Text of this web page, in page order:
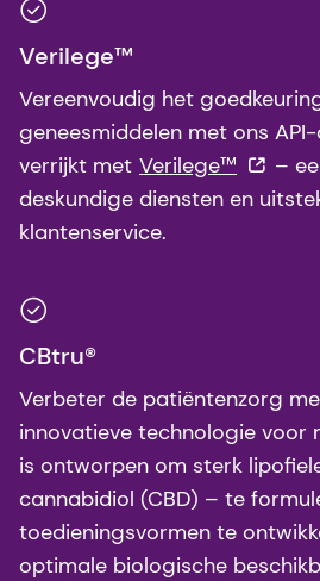
Verilege™
Vereenvoudig het
geneesmiddelen met ons
verrijkt met Verilege™
–
deskundige diensten en
klantenservice.
CBtru®
Verbeter de patiëntenzorg
innovatieve technologie voor
is ontworpen om sterk
cannabidiol (CBD) – te
toedieningsvormen te
optimale biologische